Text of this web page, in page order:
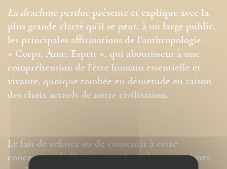
La drachme perdueprésente et explique avec la
plus grande clarté qu’il se peut, à un large public,
les principales affirmations de l’anthropologie
« Corps, Âme, Esprit », qui aboutissent à une
compréhension de l’être humain essentielle et
vivante, quoique tombée en désuétude en raison
des choix actuels de notre civilisation.
Le fait de refuser ou de consentir à cette
conception de l’homme, et donc de nous-mêmes,